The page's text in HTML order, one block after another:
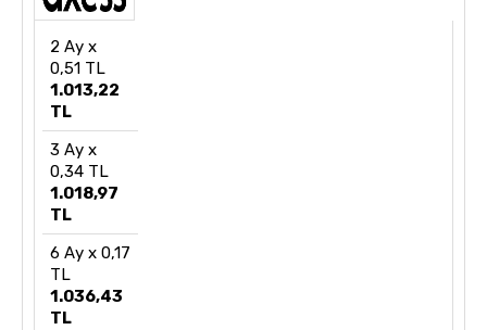
2 Ay x
0,51 TL
1.013,22
TL
3 Ay x
0,34 TL
1.018,97
TL
6 Ay x 0,17
TL
1.036,43
TL